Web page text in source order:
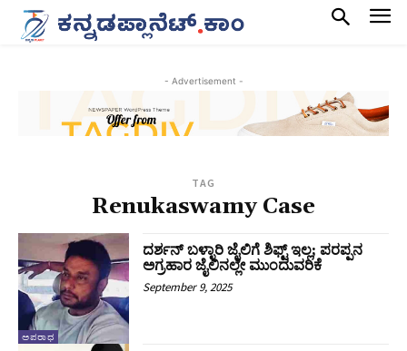
- Advertisement -
TAG
Renukaswamy Case
ಅಪರಾಧ
ದರ್ಶನ್‌ ಬಳ್ಳಾರಿ ಜೈಲಿಗೆ ಶಿಫ್ಟ್‌ ಇಲ್ಲ; ಪರಪ್ಪನ
ಅಗ್ರಹಾರ ಜೈಲಿನಲ್ಲೇ ಮುಂದುವರಿಕೆ
September 9, 2025